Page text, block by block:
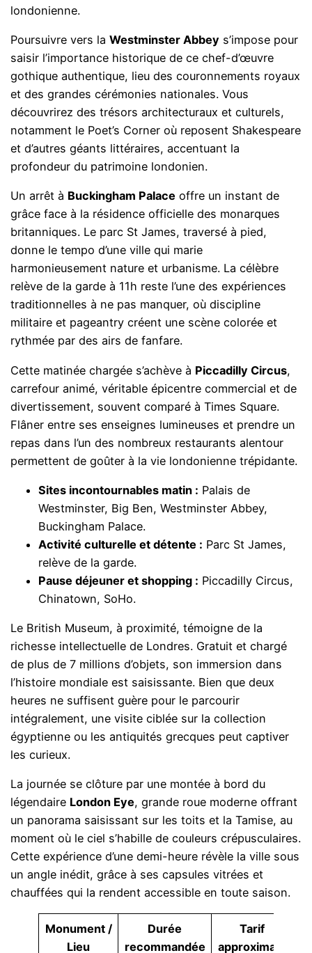
londonienne.
Poursuivre vers laWestminster Abbey s’impose pour
saisir l’importance historique de ce chef-d’œuvre
gothique authentique, lieu des couronnements royaux
et des grandes cérémonies nationales. Vous
découvrirez des trésors architecturaux et culturels,
notamment le Poet’s Corner où reposent Shakespeare
et d’autres géants littéraires, accentuant la
profondeur du patrimoine londonien.
Un arrêt à Buckingham Palace offre un instant de
grâce face à la résidence officielle des monarques
britanniques. Le parc St James, traversé à pied,
donne le tempo d’une ville qui marie
harmonieusement nature et urbanisme. La célèbre
relève de la garde à 11h reste l’une des expériences
traditionnelles à ne pas manquer, où discipline
militaire et pageantry créent une scène colorée et
rythmée par des airs de fanfare.
Cette matinée chargée s’achève à Piccadilly Circus,
carrefour animé, véritable épicentre commercial et de
divertissement, souvent comparé à Times Square.
Flâner entre ses enseignes lumineuses et prendre un
repas dans l’un des nombreux restaurants alentour
permettent de goûter à la vie londonienne trépidante.
Sites incontournables matin : Palais de
Westminster, Big Ben, Westminster Abbey,
Buckingham Palace.
Activité culturelle et détente : Parc St James,
relève de la garde.
Pause déjeuner et shopping : Piccadilly Circus,
Chinatown, SoHo.
Le British Museum, à proximité, témoigne de la
richesse intellectuelle de Londres. Gratuit et chargé
de plus de 7 millions d’objets, son immersion dans
l’histoire mondiale est saisissante. Bien que deux
heures ne suffisent guère pour le parcourir
intégralement, une visite ciblée sur la collection
égyptienne ou les antiquités grecques peut captiver
les curieux.
La journée se clôture par une montée à bord du
légendaire London Eye, grande roue moderne offrant
un panorama saisissant sur les toits et la Tamise, au
moment où le ciel s’habille de couleurs crépusculaires.
Cette expérience d’une demi-heure révèle la ville sous
un angle inédit, grâce à ses capsules vitrées et
chauffées qui la rendent accessible en toute saison.
Monument /
Lieu
Durée
recommandée
Tarif
approximatif